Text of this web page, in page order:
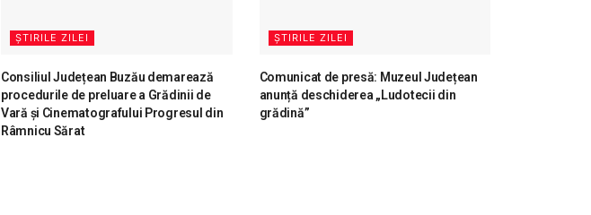
ȘTIRILE ZILEI
Consiliul Județean Buzău demarează
procedurile de preluare a Grădinii de
Vară și Cinematografului Progresul din
Râmnicu Sărat
ȘTIRILE ZILEI
Comunicat de presă: Muzeul Județean
anunță deschiderea „Ludotecii din
grădină”